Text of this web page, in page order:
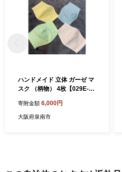
ハンドメイド 立体 ガーゼ マ
スク （柄物） 4枚【029E-00
寄附金額 6,000円
大阪府泉南市